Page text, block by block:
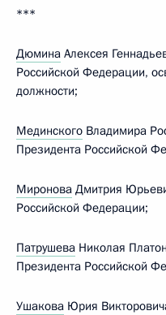
***
Дюмина Алексея
Российской Федерации,
должности;
Мединского Владимира
Президента Российской
Миронова Дмитрия
Российской Федерации;
Патрушева Николая
Президента Российской
Ушакова Юрия